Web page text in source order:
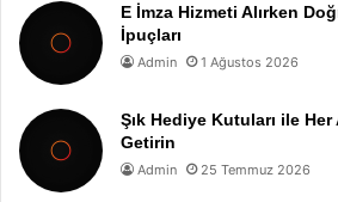
E İmza Hizmeti Alırken
İpuçları
Admin 1 Ağustos 2026
Şık Hediye Kutuları ile
Getirin
Admin 25 Temmuz 2026